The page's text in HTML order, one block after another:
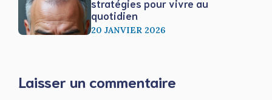
stratégies pour vivre au
quotidien
20 JANVIER 2026
Laisser un commentaire